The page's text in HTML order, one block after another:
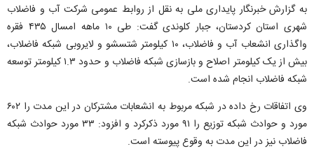
به گزارش خبرنگار پایداری ملی به نقل از روابط عمومی شرکت آب و فاضلاب
شهری استان کردستان، جبار کلوندی گفت: طی ۱۰ ماهه امسال ۴۳۵ فقره
واگذاری انشعاب آب و فاضلاب، ۱۰ کیلومتر شتسشو و لایروبی شبکه فاضلاب،
بیش از یک کیلومتر اصلاح و بازسازی شبکه فاضلاب و حدود ۱.۳ کیلومتر توسعه
شبکه فاضلاب انجام شده است.
وی اتفاقات رخ داده در شبکه مربوط به انشعابات مشترکان در این مدت را ۶۰۲
مورد و حوادث شبکه توزیع را ۹۱ مورد ذکرکرد و افزود: ۳۳ مورد حوادث شبکه
فاضلاب نیز در این مدت به وقوع پیوسته است.